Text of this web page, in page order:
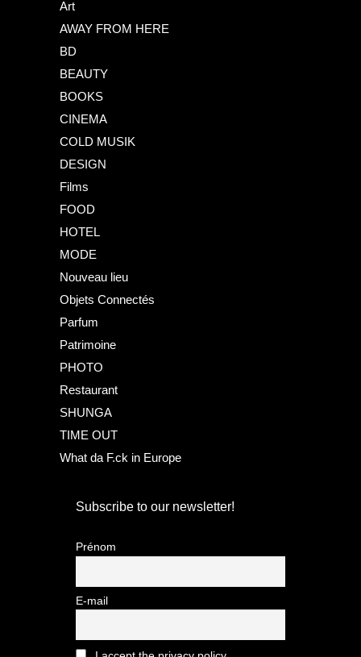
Art
AWAY FROM HERE
BD
BEAUTY
BOOKS
CINEMA
COLD MUSIK
DESIGN
Films
FOOD
HOTEL
MODE
Nouveau lieu
Objets Connectés
Parfum
Patrimoine
PHOTO
Restaurant
SHUNGA
TIME OUT
What da F.ck in Europe
Subscribe to our newsletter!
Prénom
E-mail